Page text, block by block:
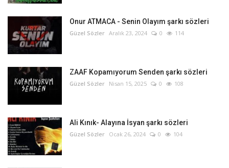
Onur ATMACA - Senin Olayım şarkı sözleri
Güzel Sözler Aralık 23, 2024 0 114
ZAAF Kopamıyorum Senden şarkı sözleri
Güzel Sözler Nisan 15, 2025 0 108
Ali Kınık- Alayına İsyan şarkı sözleri
Güzel Sözler Ocak 26, 2024 0 104